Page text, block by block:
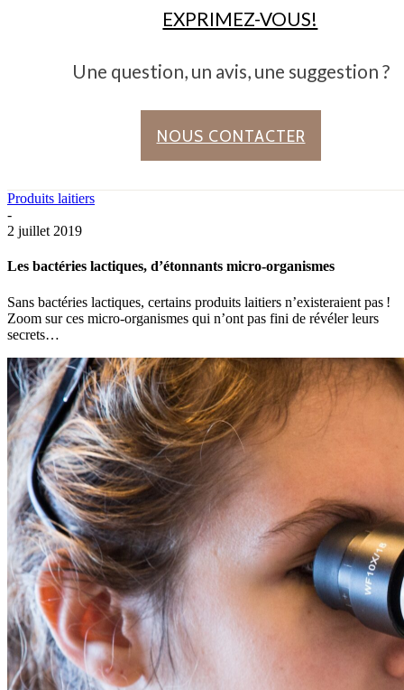
EXPRIMEZ-VOUS!
Une question, un avis, une suggestion ?
NOUS CONTACTER
Produits laitiers
-
2 juillet 2019
Les bactéries lactiques, d’étonnants micro-organismes
Sans bactéries lactiques, certains produits laitiers n’existeraient pas !
Zoom sur ces micro-organismes qui n’ont pas fini de révéler leurs
secrets…